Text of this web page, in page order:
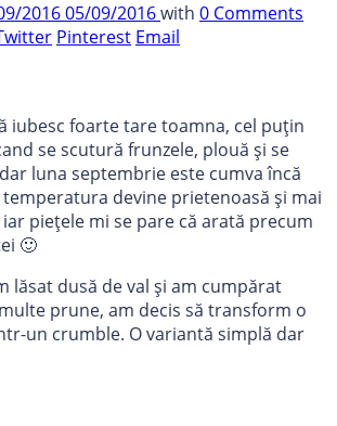
201605/09/2016with 0 Comments
Pinterest Email
iubesc foarte tare toamna, cel puțin
se scutură frunzele, plouă și se
luna septembrie este cumva încă
devine prietenoasă și mai
piețele mi se pare că arată precum
🙂
lăsat dusă de val și am cumpărat
prune, am decis să transform o
un crumble. O variantă simplă dar